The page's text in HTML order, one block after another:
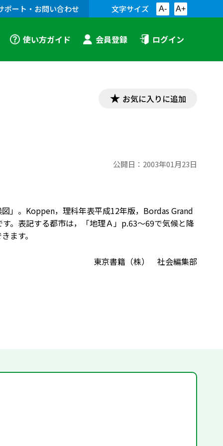
ポート・お問い合わせ 文字サイズ A- A+
使い方ガイド 会員登録 ログイン
お気に入りに追加
公開日： 2003年01月23日
」。Koppen，理科年表平成12年版，Bordas Grand
。表記する都市は，「地理Ａ」p.63～69で気候と降
ます。
東京書籍（株） 社会編集部